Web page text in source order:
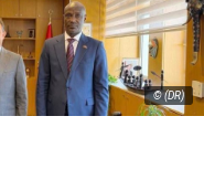
© (DR)